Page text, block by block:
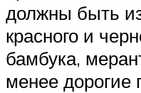
должны быть
красного и
бамбука,
менее дорогие